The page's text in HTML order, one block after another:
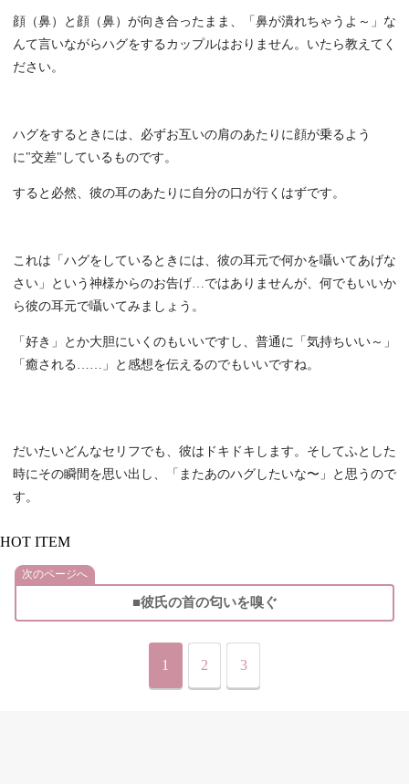
顔（鼻）と顔（鼻）が向き合ったまま、「鼻が潰れちゃうよ～」な
んて言いながらハグをするカップルはおりません。いたら教えてく
ださい。
ハグをするときには、必ずお互いの肩のあたりに顔が乗るよう
に"交差"しているものです。
すると必然、彼の耳のあたりに自分の口が行くはずです。
これは「ハグをしているときには、彼の耳元で何かを囁いてあげな
さい」という神様からのお告げ…ではありませんが、何でもいいか
ら彼の耳元で囁いてみましょう。
「好き」とか大胆にいくのもいいですし、普通に「気持ちいい～」
「癒される……」と感想を伝えるのでもいいですね。
だいたいどんなセリフでも、彼はドキドキします。そしてふとした
時にその瞬間を思い出し、「またあのハグしたいな〜」と思うので
す。
HOT ITEM
次のページへ
■彼氏の首の匂いを嗅ぐ
1 2 3